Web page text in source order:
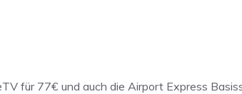
für 77€ und auch die Airport Express